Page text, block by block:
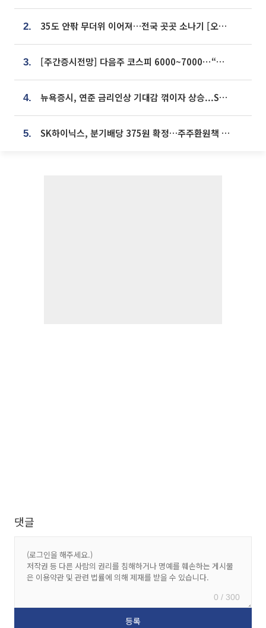
2. 35도 안팎 무더위 이어져…전국 곳곳 소나기 [오늘 날씨]
3. [주간증시전망] 다음주 코스피 6000~7000⋯“外人 수급은 정책이 변수”
4. 뉴욕증시, 연준 금리인상 기대감 꺾이자 상승...S&P500 사상 최고치 [종합]
5. SK하이닉스, 분기배당 375원 확정…주주환원책 9월로 앞당겨 발표
댓글
0 / 300